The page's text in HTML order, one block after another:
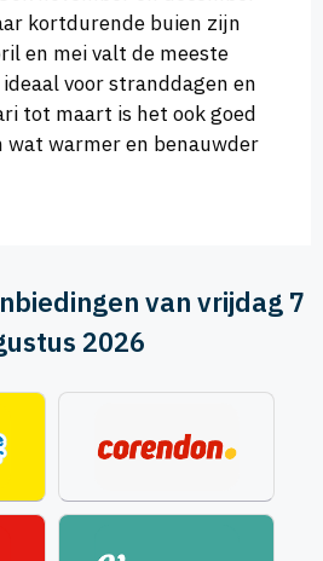
kortdurende buien zijn
en mei valt de meeste
voor stranddagen en
tot maart is het ook goed
wat warmer en benauwder
van vrijdag 7
2026